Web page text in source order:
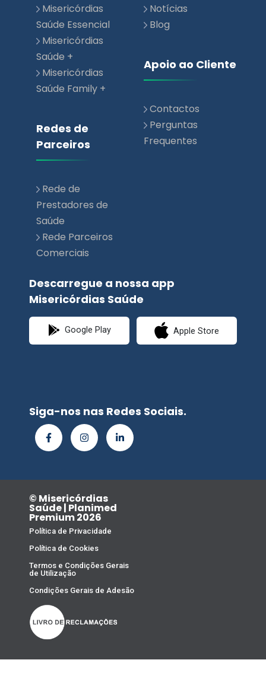
Misericórdias
Saúde Essencial
Misericórdias
Saúde +
Misericórdias
Saúde Family +
Redes de
Parceiros
Rede de
Prestadores de
Saúde
Rede Parceiros
Comerciais
Notícias
Blog
Apoio ao Cliente
Contactos
Perguntas
Frequentes
Descarregue a nossa app
Misericórdias Saúde
Google Play Apple Store
Siga-nos nas Redes Sociais.
© Misericórdias
Saúde | Planimed
Premium 2026
Política de Privacidade
Política de Cookies
Termos e Condições Gerais
de Utilização
Condições Gerais de Adesão